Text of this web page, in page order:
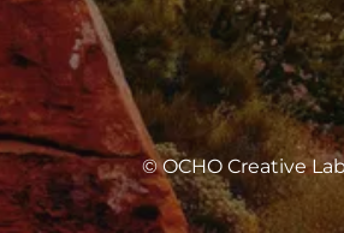
© OCHO Creative